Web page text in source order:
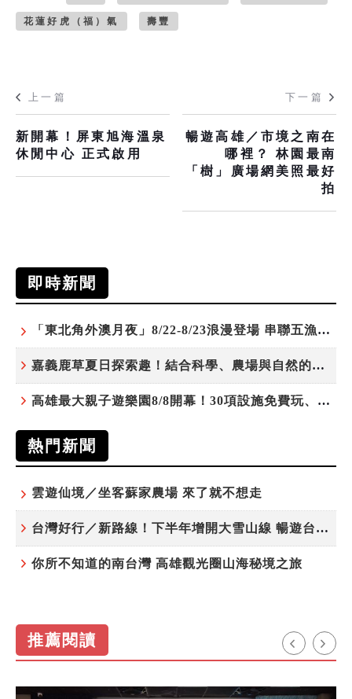
花蓮好虎（福）氣 壽豐
上一篇
新開幕！屏東旭海溫泉
休閒中心 正式啟用
下一篇
暢遊高雄／市境之南在
哪裡？ 林園最南
「樹」廣場網美照最好
拍
即時新聞
「東北角外澳月夜」8/22-8/23浪漫登場 串聯五漁村、音樂、市集、火舞與慢旅共度夏夜
嘉義鹿草夏日探索趣！結合科學、農場與自然的親子小旅行
高雄最大親子遊樂園8/8開幕！30項設施免費玩、YOYO家族嗨翻暑假
熱門新聞
雲遊仙境／坐客蘇家農場 來了就不想走
台灣好行／新路線！下半年增開大雪山線 暢遊台中更便利
你所不知道的南台灣 高雄觀光圈山海秘境之旅
推薦閱讀